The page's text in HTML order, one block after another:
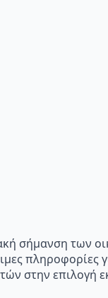
σήμανση των
πληροφορίες
στην επιλογή